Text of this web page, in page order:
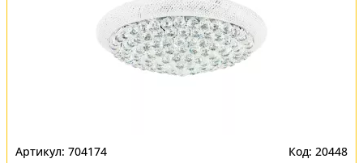
704174 20448